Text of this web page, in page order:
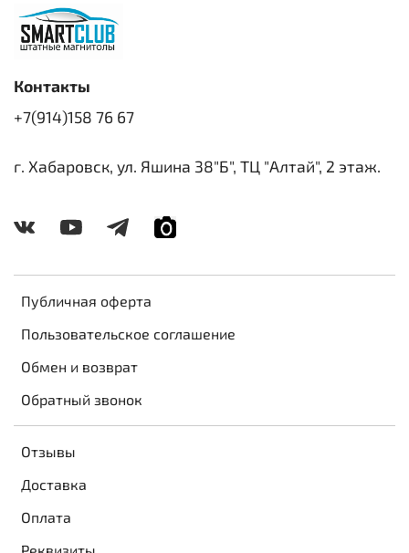
Публичная оферта
Пользовательское соглашение
Обмен и возврат
Обратный звонок
Отзывы
Доставка
Оплата
Контакты
+7(914)158 76 67
г. Хабаровск, ул. Яшина 38"Б", ТЦ "Алтай", 2 этаж.